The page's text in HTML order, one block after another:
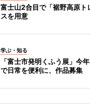
富士山2合目で「裾野高原
スを用意
学ぶ・知る
「富士市発明くふう展」
で日常を便利に、作品募集